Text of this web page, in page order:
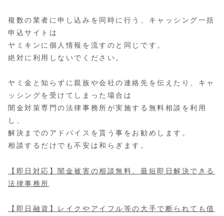
複数の業者に申し込みを同時に行う、キャッシング一括
申込サイトは
ヤミキンに個人情報を流すのと同じです。
絶対に利用しないでください。
ヤミ金と知らずに親族や会社の連絡先を伝えたり、キャ
ッシングを受けてしまった場合は
闇金対策専門の法律事務所が実施する無料相談を利用
し、
解決までのアドバイスを貰う事をお勧めします。
相談するだけでも不安は和らぎます。
【即日対応】闇金被害の相談無料、最短即日解決できる
法律事務所
【即日融資】レイクやアイフル等の大手で断られても借